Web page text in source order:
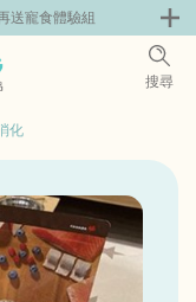
送寵食體驗組
搜尋
餐包優惠
化